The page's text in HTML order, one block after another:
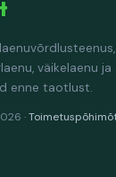
väikelaenu
enne taotlust.
·